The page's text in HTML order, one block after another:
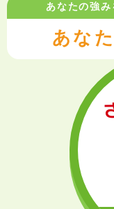
あなたの強
あな